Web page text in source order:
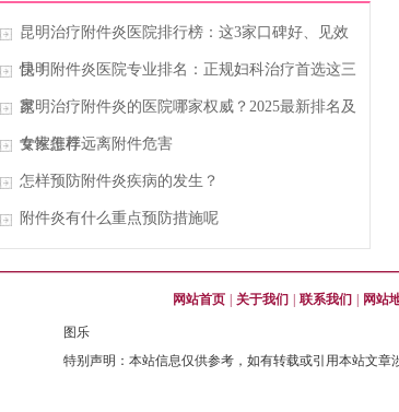
昆明治疗附件炎医院排行榜：这3家口碑好、见效
快！
昆明附件炎医院专业排名：正规妇科治疗首选这三
家
昆明治疗附件炎的医院哪家权威？2025最新排名及
专家推荐
女性怎样远离附件危害
怎样预防附件炎疾病的发生？
附件炎有什么重点预防措施呢
网站首页 | 关于我们 | 联系我们 | 网站
图乐
特别声明：本站信息仅供参考，如有转载或引用本站文章